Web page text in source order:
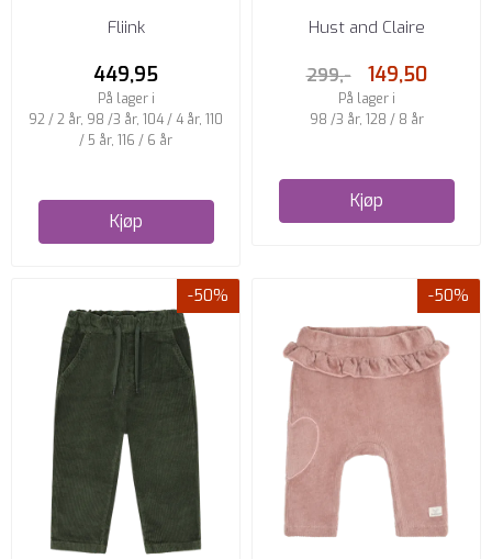
BLUE
Fliink
449,95
På lager i
92 / 2 år, 98 /3 år, 104 / 4 år, 110
/ 5 år, 116 / 6 år
Kjøp
SOLID JOGGEBUKSE NAVY
Hust and Claire
299,- 149,50
På lager i
98 /3 år, 128 / 8 år
Kjøp
-50% -50%